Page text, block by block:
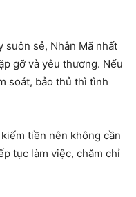
suôn sẻ, Nhân Mã nhất
gỡ và yêu thương. Nếu
soát, bảo thủ thì tình
tiền nên không cần
tục làm việc, chăm chỉ